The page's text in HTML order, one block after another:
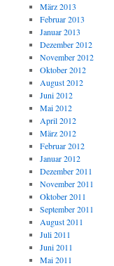
März 2013
Februar 2013
Januar 2013
Dezember 2012
November 2012
Oktober 2012
August 2012
Juni 2012
Mai 2012
April 2012
März 2012
Februar 2012
Januar 2012
Dezember 2011
November 2011
Oktober 2011
September 2011
August 2011
Juli 2011
Juni 2011
Mai 2011